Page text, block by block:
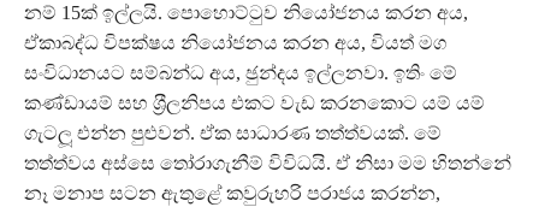
නම් 15ක් ඉල්ලයි. පොහොට්ටුව නියෝජනය කරන අය,
ඒකාබද්ධ විපක්ෂය නියෝජනය කරන අය, වියත් මග
සංවිධානයට සම්බන්ධ අය, ඡුන්දය ඉල්ලනවා. ඉතිං මේ
කණ්ඩායම් සහ ශ‍්‍රීලනිපය එකට වැඩ කරනකොට යම් යම්
ගැටලූ එන්න පුළුවන්. ඒක සාධාරණ තත්ත්වයක්. මේ
තත්ත්වය අස්සෙ තෝරාගැනීම් විවිධයි. ඒ නිසා මම හිතන්නේ
නෑ මනාප සටන ඇතුළේ කවුරුහරි පරාජය කරන්න,